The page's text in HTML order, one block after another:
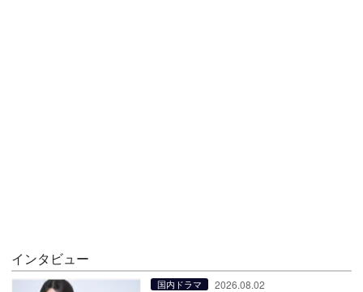
インタビュー
国内ドラマ 2026.08.02